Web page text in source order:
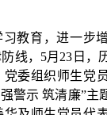
教育，进一步
线， 5月 23 日，
委组织师生党
警示 筑清廉”主